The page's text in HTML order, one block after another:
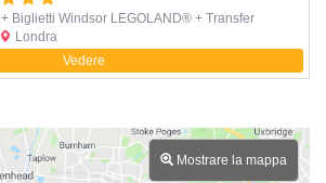
+ Biglietti Windsor LEGOLAND® + Transfer
Londra
Vedere
Mostrare la mappa